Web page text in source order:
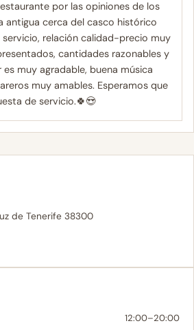
por las opiniones de los
antigua cerca del casco histórico
servicio, relación calidad-precio muy
cantidades razonables y
es muy agradable, buena música
muy amables. Esperamos que
de servicio.🍀😍
de Tenerife 38300
12:00–20:00